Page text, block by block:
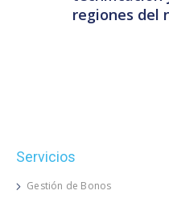
regiones del
Servicios
Gestión de Bonos